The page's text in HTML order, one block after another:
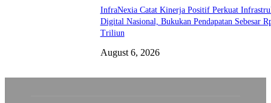
InfraNexia Catat Kinerja Positif Perkuat
Digital Nasional, Bukukan Pendapatan Sebesar
Triliun
August 6, 2026